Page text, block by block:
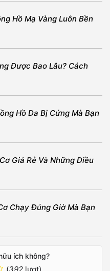
Hồ Mạ Vàng Luôn Bền
Được Bao Lâu? Cách
Hồ Da Bị Cứng Mà Bạn
Giá Rẻ Và Những Điều
Chạy Đúng Giờ Mà Bạn
ích không?
(392lượt)